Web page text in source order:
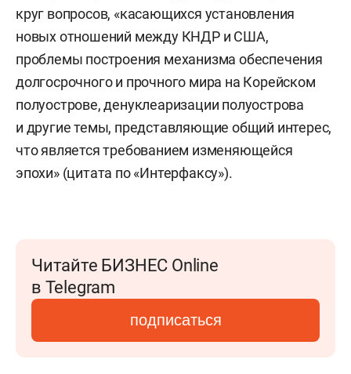
круг вопросов, «касающихся установления
новых отношений между КНДР и США,
проблемы построения механизма обеспечения
долгосрочного и прочного мира на Корейском
полуострове, денуклеаризации полуострова
и другие темы, представляющие общий интерес,
что является требованием изменяющейся
эпохи» (цитата по «Интерфаксу»).
Читайте БИЗНЕС Online
в Telegram
подписаться